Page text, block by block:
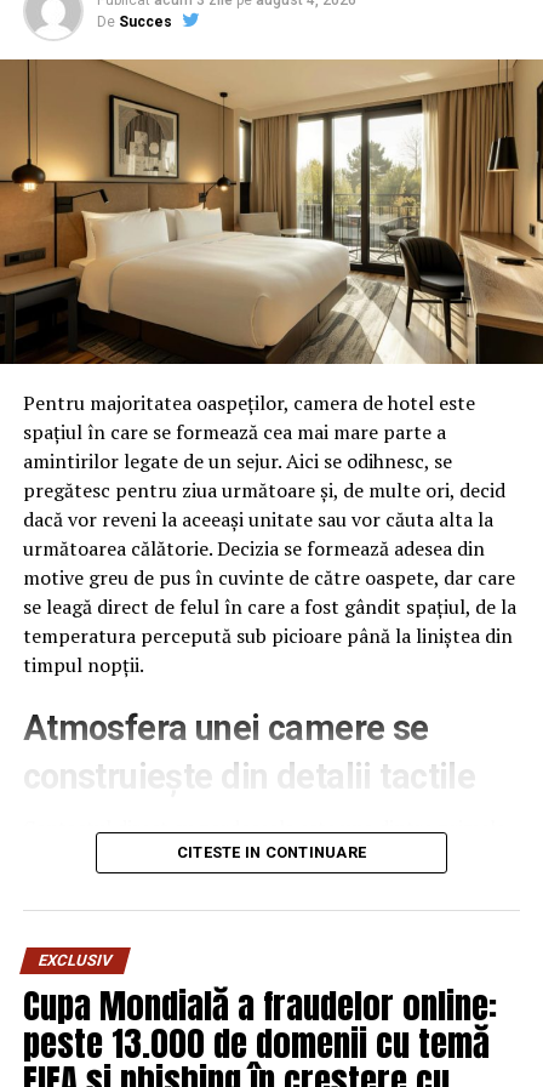
ARTICOLE PE ACEIASI TEMA: PRIMA
URMATORUL
Secretul Mihaelei Buzărnescu! Câți bani a câștigat de
fapt | Capitala24
NU RATATI
”Atacul la presedintele Trump reprezinta antisemitism”
– Comisarul de Prahova
De Succes
Pentru majoritatea oaspeților, camera de hotel este
spațiul în care se formează cea mai mare parte a
amintirilor legate de un sejur. Aici se odihnesc, se
pregătesc pentru ziua următoare și, de multe ori, decid
dacă vor reveni la aceeași unitate sau vor căuta alta la
următoarea călătorie. Decizia se formează adesea din
motive greu de pus în cuvinte de către oaspete, dar care
se leagă direct de felul în care a fost gândit spațiul, de la
temperatura percepută sub picioare până la liniștea din
timpul nopții.
Atmosfera unei camere se
construiește din detalii tactile
Contactul direct cu pardoseala este una dintre primele
senzații fizice pe care le are un oaspete atunci când
pe drum, seara târziu. Textura și moliciunea potrivite,
oferite democheta hotel
care este percepută o cameră, chiar dacă restul
mobilierului rămâne identic de la o unitate la alta din
același lanț hotelier internațional.
CITESTE IN CONTINUARE
EXCLUSIV
Cupa Mondială a fraudelor online:
peste 13.000 de domenii cu temă